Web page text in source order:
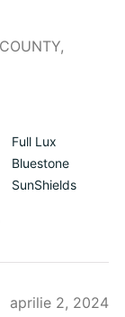
Full Lux
Bluestone
SunShields
aprilie 2, 2024